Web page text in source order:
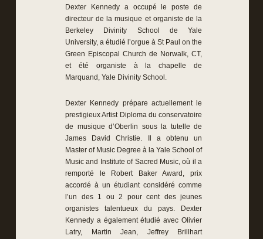
Dexter Kennedy a occupé le poste de
directeur de la musique et organiste de la
Berkeley Divinity School de Yale
University, a étudié l’orgue à St Paul on the
Green Episcopal Church de Norwalk, CT,
et été organiste à la chapelle de
Marquand, Yale Divinity School.
Dexter Kennedy prépare actuellement le
prestigieux Artist Diploma du conservatoire
de musique d’Oberlin sous la tutelle de
James David Christie. Il a obtenu un
Master of Music Degree à la Yale School of
Music and Institute of Sacred Music, où il a
remporté le Robert Baker Award, prix
accordé à un étudiant considéré comme
l’un des 1 ou 2 pour cent des jeunes
organistes talentueux du pays. Dexter
Kennedy a également étudié avec Olivier
Latry, Martin Jean, Jeffrey Brillhart